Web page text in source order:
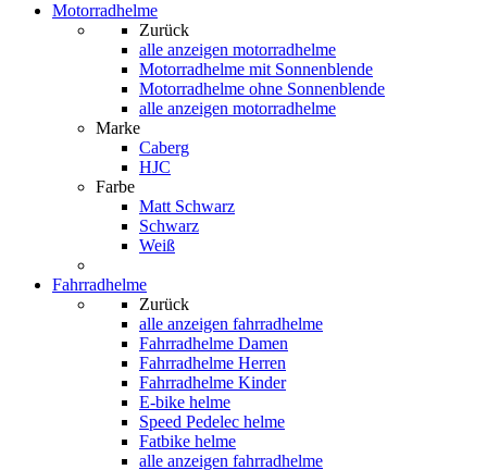
Motorradhelme
Zurück
alle anzeigen motorradhelme
Motorradhelme mit Sonnenblende
Motorradhelme ohne Sonnenblende
alle anzeigen motorradhelme
Marke
Caberg
HJC
Farbe
Matt Schwarz
Schwarz
Weiß
Fahrradhelme
Zurück
alle anzeigen fahrradhelme
Fahrradhelme Damen
Fahrradhelme Herren
Fahrradhelme Kinder
E-bike helme
Speed Pedelec helme
Fatbike helme
alle anzeigen fahrradhelme